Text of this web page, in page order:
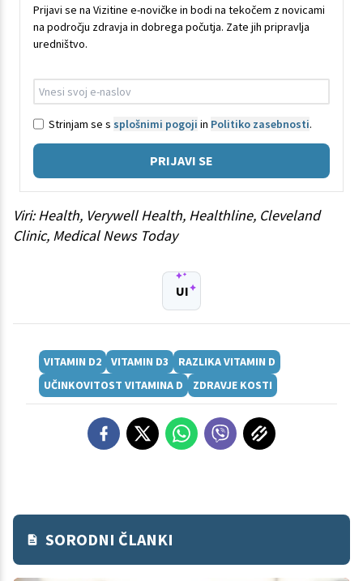
Prijavi se na Vizitine e-novičke in bodi na tekočem z novicami
na področju zdravja in dobrega počutja. Zate jih pripravlja
uredništvo.
Strinjam se s splošnimi pogoji in Politiko zasebnosti.
PRIJAVI SE
Viri: Health, Verywell Health, Healthline, Cleveland
Clinic, Medical News Today
UI
VITAMIN D2 VITAMIN D3
RAZLIKA VITAMIN D
UČINKOVITOST VITAMINA D
ZDRAVJE KOSTI
SORODNI ČLANKI